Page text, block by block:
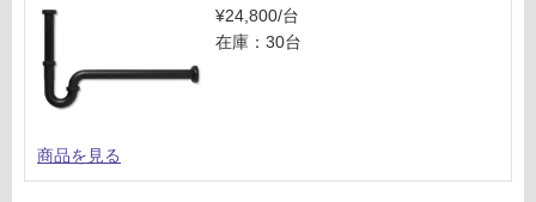
¥24,800/台
在庫：30台
商品を見る